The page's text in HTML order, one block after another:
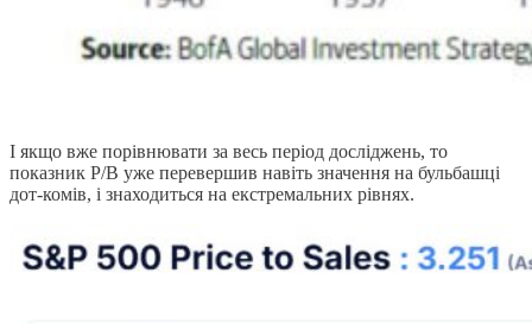
І якщо вже порівнювати за весь період досліджень, то
показник P/B уже перевершив навіть значення на бульбашці
дот-комів, і знаходиться на екстремальних рівнях.